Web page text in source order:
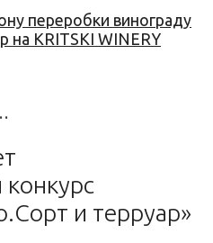
переробки винограду
на KRITSKI WINERY
и терруар»